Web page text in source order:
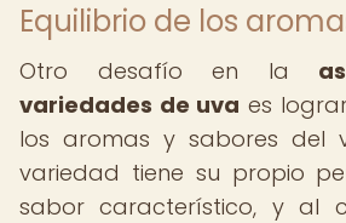
Equilibrio de los
Otro desafío en la
variedades de uva es
los aromas y sabores del
variedad tiene su propio
sabor característico, y al